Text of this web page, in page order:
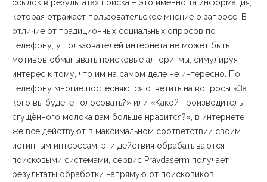
ссылок в результатах поиска – это именно та информация,
которая отражает пользовательское мнение о запросе. В
отличие от традиционных социальных опросов по
телефону, у пользователей интернета не может быть
мотивов обманывать поисковые алгоритмы, симулируя
интерес к тому, что им на самом деле не интересно. По
телефону многие постесняются ответить на вопросы «За
кого вы будете голосовать?» или «Какой производитель
сгущённого молока вам больше нравится?», в интернете
же все действуют в максимальном соответствии своим
истинным интересам, эти действия обрабатываются
поисковыми системами, сервис Pravdaserm получает
результаты обработки напрямую от поисковиков,